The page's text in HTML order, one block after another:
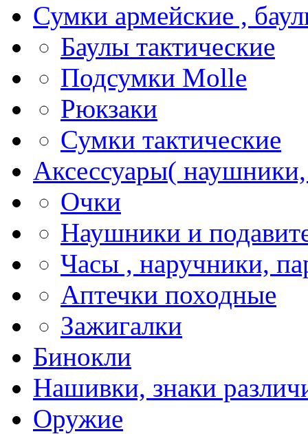
Сумки армейские ,
Баулы тактические
Подсумки Molle
Рюкзаки
Сумки тактические
Аксессуары(
Очки
Наушники и
Часы , наручники,
Аптечки походные
Зажигалки
Бинокли
Нашивки, знаки
Оружие